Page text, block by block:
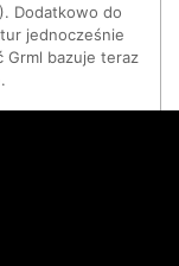
Dodatkowo do
jednocześnie
Grml bazuje teraz